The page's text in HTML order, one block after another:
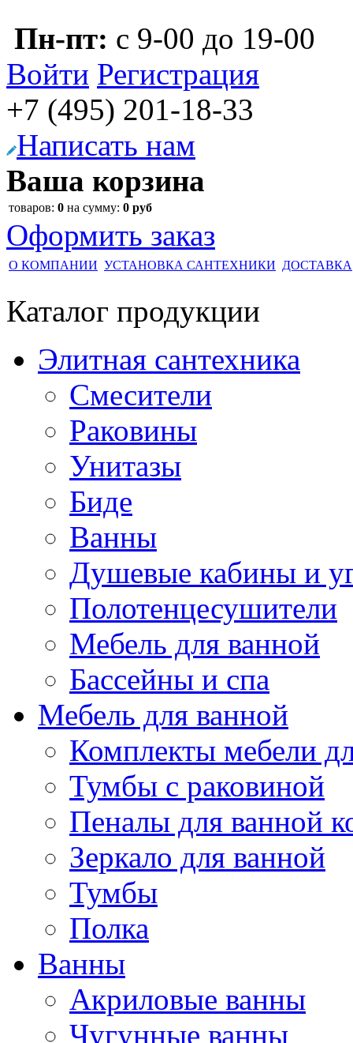
Пн-пт: с 9-00 до 19-00
Войти Регистрация
+7 (495) 201-18-33
Написать нам
Ваша корзина
товаров: 0 на сумму: 0 руб
Оформить заказ
О КОМПАНИИ УСТАНОВКА САНТЕХНИКИ ДОСТАВКА
Каталог продукции
Элитная сантехника
Смесители
Раковины
Унитазы
Биде
Ванны
Душевые кабины и
Полотенцесушители
Мебель для ванной
Бассейны и спа
Мебель для ванной
Комплекты мебели
Тумбы с раковиной
Пеналы для ванной
Зеркало для ванной
Тумбы
Полка
Ванны
Акриловые ванны
Чугунные ванны